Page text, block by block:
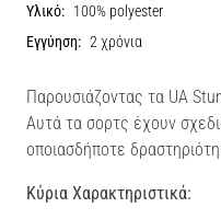
Υλικό: 100% polyester
Εγγύηση: 2 χρόνια
Παρουσιάζοντας τα UA
Αυτά τα σορτς έχουν
οποιασδήποτε
Κύρια Χαρακτηριστικά: